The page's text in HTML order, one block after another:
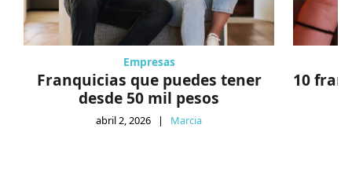
Empresas
Franquicias que puedes tener
desde 50 mil pesos
abril 2, 2026 | Marcia
10